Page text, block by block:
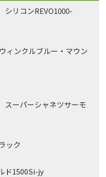
シリコンREVO1000-
クルブルー・マウン
スーパーシャネツサーモ
ク
ド1500Si-jy